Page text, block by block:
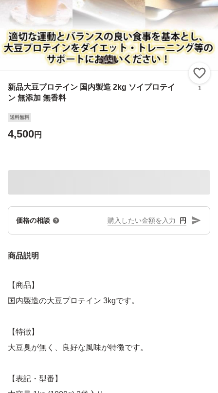
1/4
新品大豆プロテイン 国内製造 2kg ソイプロテイ
ン 無添加 無香料
1
送料無料
4,500円
価格の相談 円
商品説明
【商品】
国内製造の大豆プロテイン 3kgです。
【特徴】
大豆臭が無く、良好な風味が特徴です。
【表記・型番】